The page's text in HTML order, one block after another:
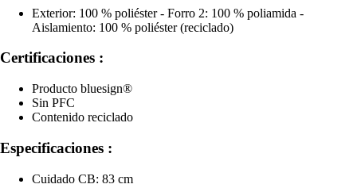
Exterior: 100 % poliéster - Forro 2: 100 % poliamida -
Aislamiento: 100 % poliéster (reciclado)
Certificaciones :
Producto bluesign®
Sin PFC
Contenido reciclado
Especificaciones :
Cuidado CB: 83 cm